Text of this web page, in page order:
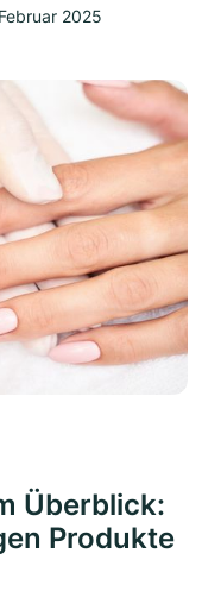
2025
Überblick:
Produkte